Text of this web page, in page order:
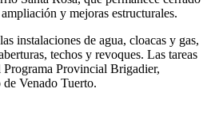
y mejoras estructurales.
instalaciones de agua, cloacas y gas,
techos y revoques. Las tareas
Programa Provincial Brigadier,
Venado Tuerto.